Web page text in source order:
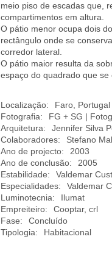
meio piso de escadas que,
compartimentos em altura.
O pátio menor ocupa dois
rectângulo onde se
corredor lateral.
O pátio maior resulta da
espaço do quadrado que
Localização:
Faro, Portugal
Fotografia:
FG + SG |
Arquitetura:
Jennifer Silva
Colaboradores:
Stefano
Ano de projecto:
2003
Ano de conclusão:
2005
Estabilidade:
Valdemar
Especialidades:
Valdemar
Luminotecnia:
Ilumat
Empreiteiro:
Cooptar, crl
Fase:
Concluído
Tipologia:
Habitacional